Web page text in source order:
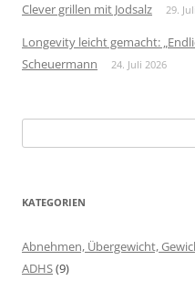
Clever grillen mit Jodsalz 29.
Longevity leicht gemacht:
Scheuermann
24. Juli 2026
nach:
KATEGORIEN
Abnehmen, Übergewicht,
ADHS(9)